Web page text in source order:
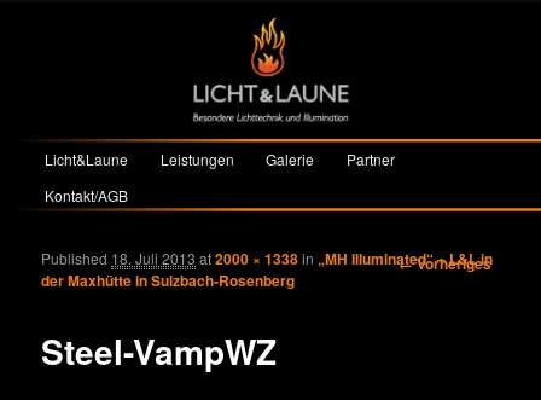
Hauptmenü
Zum primären Inhalt springen
Zum sekundären Inhalt springen
Licht&Laune Leistungen Galerie
Partner
Kontakt/AGB
Bilder-
← Vorheriges
Steel-VampWZ
Published 18. Juli 2013 at2000 × 1338in „MH Illuminated“ – L&L in
der Maxhütte in Sulzbach-Rosenberg